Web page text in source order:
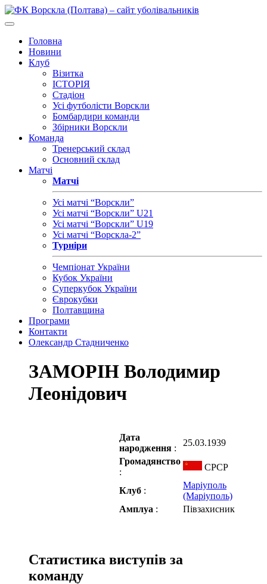
Головна
Новини
Клуб
Візитка
ІСТОРІЯ
Стадіон
Усі футболісти Ворскли
Бомбардири команди
Збірники Ворскли
Команда
Тренерський склад
Основний склад
Матчі
Матчі
Усі матчі “Ворскли”
Усі матчі “Ворскли” U21
Усі матчі “Ворскли” U19
Усі матчі “Ворскла-2”
Турніри
Чемпіонат України
Кубок України
Суперкубок України
Єврокубки
Полтавщина
Програми
Контакти
Олександр Стадниченко
ЗАМОРІН Володимир
Леонідович
Дата
народження :
25.03.1939
Громадянство
:
СРСР
Клуб :
Маріуполь
(Маріуполь)
Амплуа : Півзахисник
Статистика виступів за
команду